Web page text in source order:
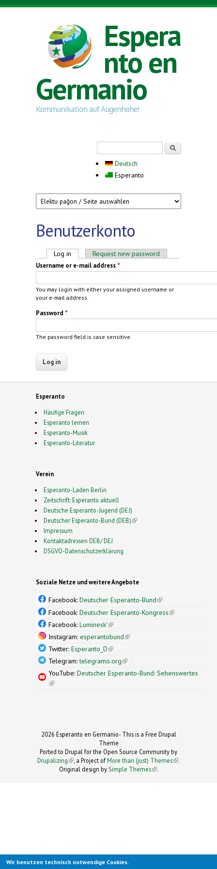
Skip to main content
Espera
nto en
Germanio
Kommunikation auf Augenhöhe!
Deutsch
Esperanto
Benutzerkonto
Primary tabs
Log in (active tab)Request new password
Username or e-mail address *
You may login with either your assigned username or
your e-mail address.
Password *
The password field is case sensitive.
Esperanto
Häufige Fragen
Esperanto lernen
Esperanto-Musik
Esperanto-Literatur
Verein
Esperanto-Laden Berlin
Zeitschrift: Esperanto aktuell
Deutsche Esperanto-Jugend (DEJ)
Deutscher Esperanto-Bund (DEB)(link is external)
Impressum
Kontaktadressen DEB/ DEJ
DSGVO-Datenschutzerklärung
Soziale Netze und weitere Angebote
Facebook: Deutscher Esperanto-Bund(link is
external)
Facebook: Deutscher Esperanto-Kongress(link is
Facebook: Luminesk'(link is external)
Instagram: esperantobund(link is external)
Twitter: Esperanto_D(link is external)
Telegram:telegramo.org(link is external)
YouTube: Deutscher Esperanto-Bund: Sehenswertes
(link is external)
2026 Esperanto en Germanio- This is a Free Drupal
Theme
Ported to Drupal for the Open Source Community by
Drupalizing(link is external)
, a Project ofMore than (just) Themes (link is
.
Original design by Simple Themes
(link is
.
Wir benutzen technisch notwendige Cookies.